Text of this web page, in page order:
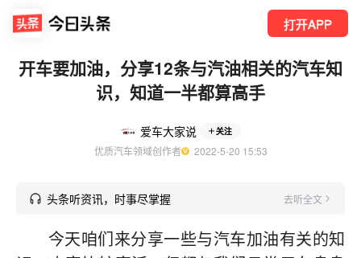
打开APP
开车要加油，分享12条与汽油相关的汽车知
识，知道一半都算高手
爱车大家说 关注
优质汽车领域创作者
  2022-5-20 15:53
头条听资讯，时事尽掌握 去听全文
今天咱们来分享一些与汽车加油有关的知